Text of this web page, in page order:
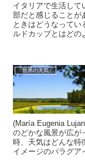
イタリアで生活して
部だと感じることが
ときはどうなって
ルドカップとはどの
「世界の天気」
(María Eugenia
のどかな風景が広が
時、天気はどんな特
イメージのパラグア